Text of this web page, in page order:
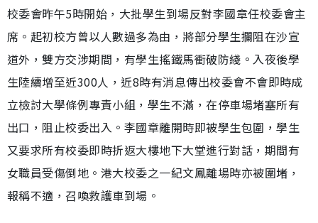
校委會昨午5時開始，大批學生到場反對李國章任校委會主
席。起初校方曾以人數過多為由，將部分學生攔阻在沙宣
道外，雙方交涉期間，有學生搖鐵馬衝破防綫。入夜後學
生陸續增至近300人，近8時有消息傳出校委會不會即時成
立檢討大學條例專責小組，學生不滿，在停車場堵塞所有
出口，阻止校委出入。李國章離開時即被學生包圍，學生
又要求所有校委即時折返大樓地下大堂進行對話，期間有
女職員受傷倒地。港大校委之一紀文鳳離場時亦被圍堵，
報稱不適，召喚救護車到場。